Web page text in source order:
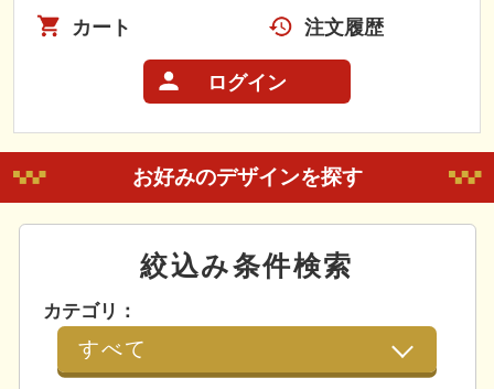
カート 注文履歴
ログイン
お好みのデザインを探す
絞込み条件検索
カテゴリ：